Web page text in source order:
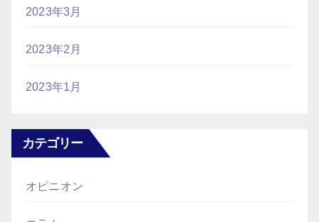
2023年3月
2023年2月
2023年1月
カテゴリー
オピニオン